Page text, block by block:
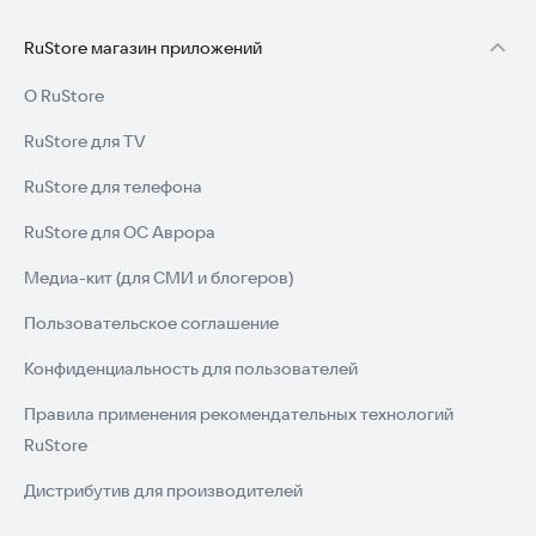
RuStore магазин приложений
О RuStore
RuStore для TV
RuStore для телефона
RuStore для ОС Аврора
Медиа-кит (для СМИ и блогеров)
Пользовательское соглашение
Конфиденциальность для пользователей
Правила применения рекомендательных технологий
RuStore
Дистрибутив для производителей